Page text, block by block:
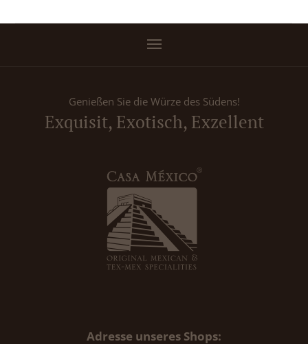
Genießen Sie die Würze des Südens!
Exquisit, Exotisch, Exzellent
Adresse unseres Shops: